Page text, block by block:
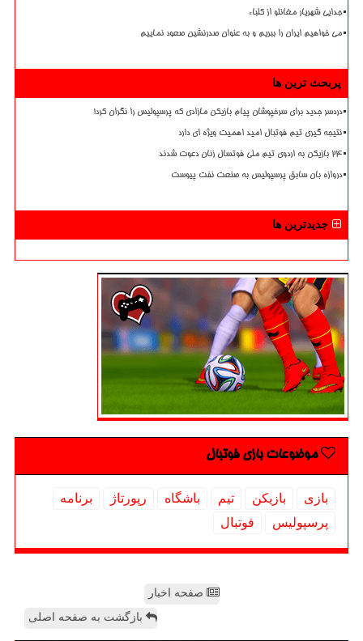
جدایی شهریار مغانلو از کلباء
می خواهیم ایران را ببریم و به عنوان صدرنشین صعود نماییم
پربحث ترین ها
دردسر جدید برای سرخپوشان پیام بازیکن مازادی که پرسپولیس را نگران کرد!
نتیجه گیری تیم فوتبال امید اهمیت ویژه ای دارد
۲۴ بازیکن به اردوی تیم ملی فوتسال زنان دعوت شدند
دروازه بان سابق پرسپولیس به صنعت نفت پیوست
جدیدترین ها
موضوعات بازی فوتبال
بازی بازیكن تیم باشگاه رپورتاژ
برنامه
پرسپولیس
فوتبال
صفحه اخبار
بازگشت به صفحه اصلی